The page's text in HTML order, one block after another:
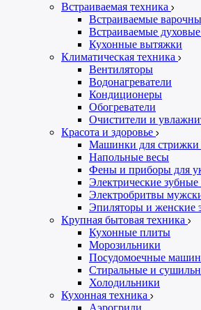
Встраиваемая техника
Встраиваемые
Встраиваемые
Кухонные вытяжки
Климатическая техника
Вентиляторы
Водонагреватели
Кондиционеры
Обогреватели
Очистители и
Красота и здоровье
Машинки для стрижки
Напольные весы
Фены и приборы для
Электрические
Электробритвы
Эпиляторы и женские
Крупная бытовая техника
Кухонные плиты
Морозильники
Посудомоечные
Стиральные и
Холодильники
Кухонная техника
Аэрогрили